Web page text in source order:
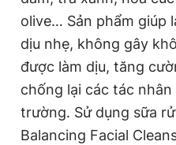
olive… Sản phẩm giúp
dịu nhẹ, không gây
được làm dịu, tăng
chống lại các tác
trường. Sử dụng sữa
Balancing Facial